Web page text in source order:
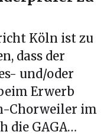
Köln ist zu
dass der
und/oder
Erwerb
Chorweiler im
die GAGA…